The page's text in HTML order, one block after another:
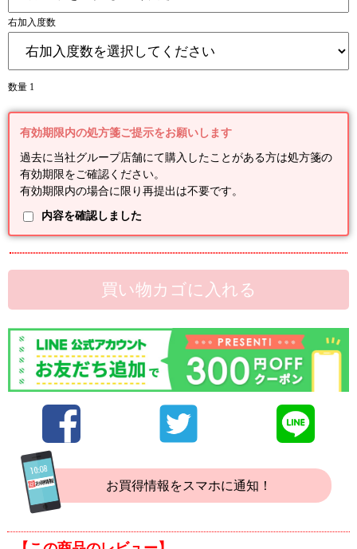
右加入度数
数量 1
有効期限内の処方箋ご提示をお願いします
過去に当社グループ店舗にて購入したことがある方は処方箋の
有効期限をご確認ください。
有効期限内の場合に限り再提出は不要です。
内容を確認しました
買い物カゴに入れる
お買得情報をスマホに通知！